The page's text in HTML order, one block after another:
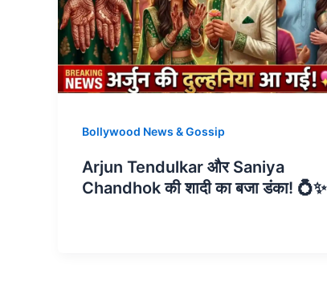
Bollywood News & Gossip
Arjun Tendulkar और Saniya
Chandhok की शादी का बजा डंका! 💍✨